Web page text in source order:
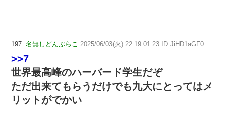
197: 名無しどんぶらこ 2025/06/03(火) 22:19:01.23 ID:JiHD1aGF0
>>7
世界最高峰のハーバード学生だぞ
ただ出来てもらうだけでも九大にとってはメ
リットがでかい